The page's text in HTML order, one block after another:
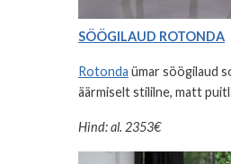
SÖÖGILAUD ROTONDA
Rotonda ümar söögilaud
äärmiselt stililne, matt
Hind: al. 2353€